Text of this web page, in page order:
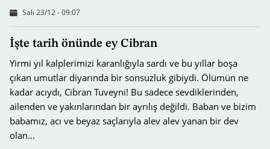
Salı 23/12 - 09:07
İşte tarih önünde ey Cibran
Yirmi yıl kalplerimizi karanlığıyla sardı ve bu yıllar boşa
çıkan umutlar diyarında bir sonsuzluk gibiydi. Ölümün ne
kadar acıydı, Cibran Tuveyni! Bu sadece sevdiklerinden,
ailenden ve yakınlarından bir ayrılış değildi. Baban ve bizim
babamız, acı ve beyaz saçlarıyla alev alev yanan bir dev
olan…